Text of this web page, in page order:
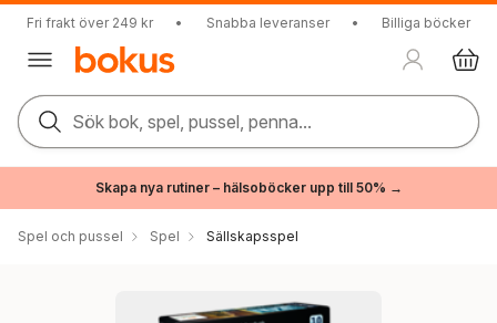
Fri frakt över 249 kr • Snabba leveranser • Billiga böcker
Sök bok, spel, pussel, penna...
Skapa nya rutiner – hälsoböcker upp till 50% →
Spel och pussel Spel Sällskapsspel